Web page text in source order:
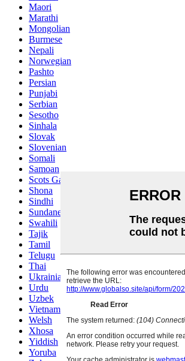
Maori
Marathi
Mongolian
Burmese
Nepali
Norwegian
Pashto
Persian
Punjabi
Serbian
Sesotho
Sinhala
Slovak
Slovenian
Somali
Samoan
Scots Gaelic
Shona
Sindhi
Sundanese
Swahili
Tajik
Tamil
Telugu
Thai
Ukrainian
Urdu
Uzbek
Vietnamese
Welsh
Xhosa
Yiddish
Yoruba